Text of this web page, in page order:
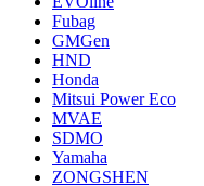
Fubag
GMGen
HND
Honda
Mitsui Power Eco
MVAE
SDMO
Yamaha
ZONGSHEN